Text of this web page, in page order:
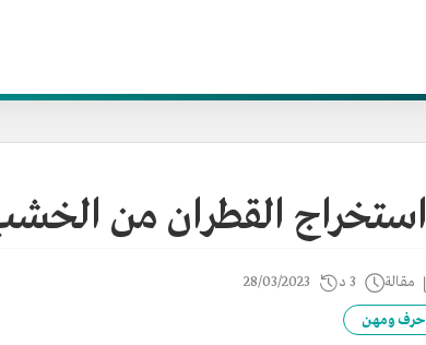
استخراج القطران من
مقالة 3 د 28/03/2023
حرف ومهن